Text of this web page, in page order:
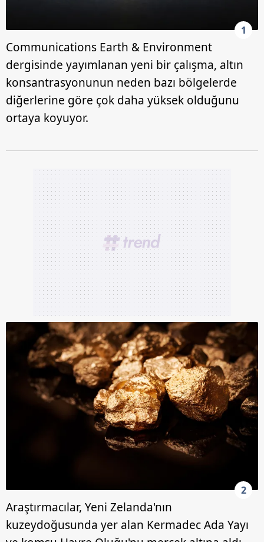
1
Communications Earth & Environment
dergisinde yayımlanan yeni bir çalışma, altın
konsantrasyonunun neden bazı bölgelerde
diğerlerine göre çok daha yüksek olduğunu
ortaya koyuyor.
2
Araştırmacılar, Yeni Zelanda'nın
kuzeydoğusunda yer alan Kermadec Ada Yayı